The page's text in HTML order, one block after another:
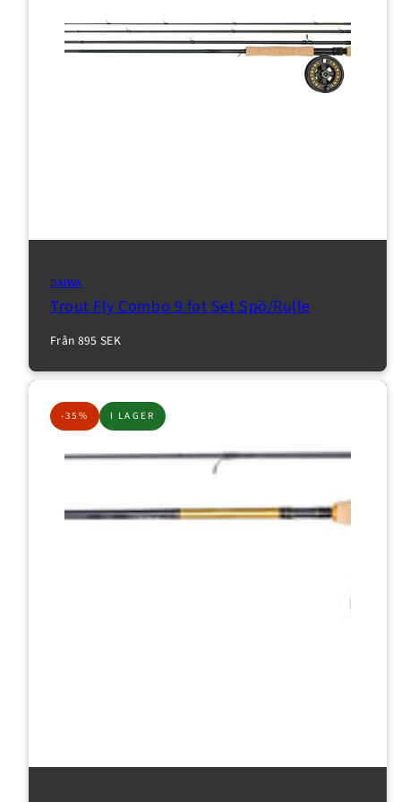
DAIWA
Trout Fly Combo 9 fot Set Spö/Rulle
Normalpris
Från 895 SEK
-35% I LAGER
Inloggning krävs
Logga in på ditt konto för att lägga till produkter i